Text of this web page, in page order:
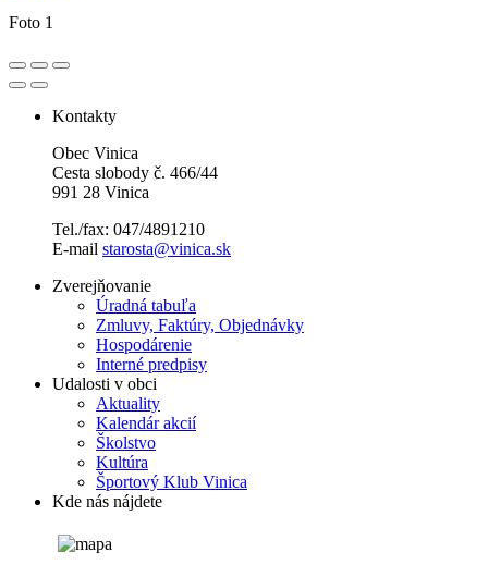
Foto 1
Kontakty
Obec Vinica
Cesta slobody č. 466/44
991 28 Vinica
Tel./fax: 047/4891210
E-mail starosta@vinica.sk
Zverejňovanie
Úradná tabuľa
Zmluvy, Faktúry, Objednávky
Hospodárenie
Interné predpisy
Udalosti v obci
Aktuality
Kalendár akcií
Školstvo
Kultúra
Športový Klub Vinica
Kde nás nájdete